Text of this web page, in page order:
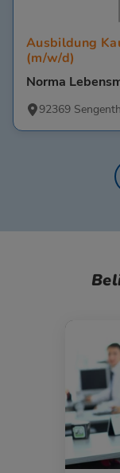
Ausbildung
(m/w/d)
Norma
92369